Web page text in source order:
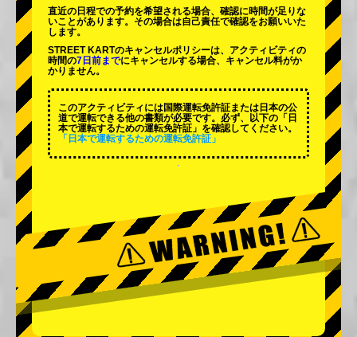
直近の日程での予約を希望される場合、確認に時間が足りな
いことがあります。その場合は自己責任で確認をお願いいた
します。
STREET KARTのキャンセルポリシーは、アクティビティの
時間の7日前までにキャンセルする場合、キャンセル料がか
かりません。
このアクティビティには国際運転免許証または日本の公
道で運転できる他の書類が必要です。必ず、以下の「日
本で運転するための運転免許証」を確認してください。
「日本で運転するための運転免許証」